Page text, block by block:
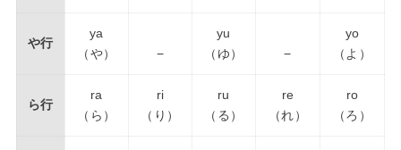
や行
ya
（や）
−
yu
（ゆ）
−
yo
（よ）
ら行
ra
（ら）
ri
（り）
ru
（る）
re
（れ）
ro
（ろ）